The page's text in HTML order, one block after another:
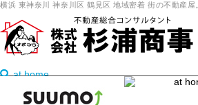
横浜 東神奈川 神奈川区 鶴見区 地域密着 街の不動産
at home